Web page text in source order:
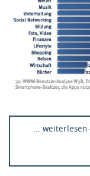
... weiterlesen